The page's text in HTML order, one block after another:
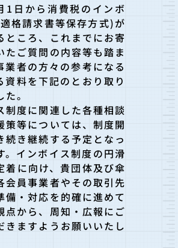
1日から消費税のインボ
格請求書等保存方式)が
ところ、これまでにお寄
たご質問の内容等も踏ま
業者の方々の参考になる
資料を下記のとおり取り
。
制度に関連した各種相談
策等については、制度開
続き継続する予定となっ
。インボイス制度の円滑
着に向け、貴団体及び傘
会員事業者やその取引先
備・対応を的確に進めて
点から、周知・広報にご
きますようお願いいたし